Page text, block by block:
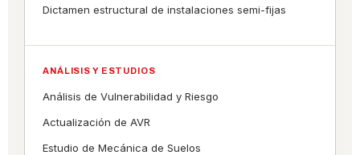
Dictamen estructural de instalaciones semi-fijas
ANÁLISIS Y ESTUDIOS
Análisis de Vulnerabilidad y Riesgo
Actualización de AVR
Estudio de Mecánica de Suelos